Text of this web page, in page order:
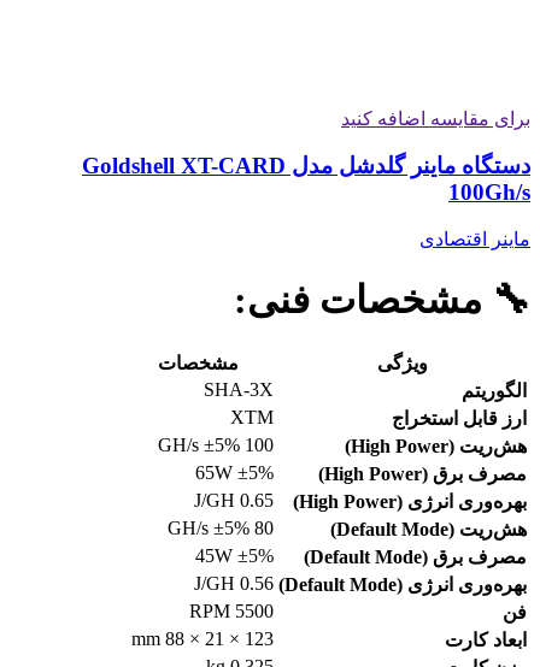
برای مقایسه اضافه کنید
دستگاه ماینر گلدشل مدل Goldshell XT-CARD
100Gh/s
ماینر اقتصادی
🔧 مشخصات فنی:
ویژگی
مشخصات
الگوریتم
SHA-3X
ارز قابل استخراج
XTM
هش‌ریت (High Power)
100 GH/s ±5%
مصرف برق (High Power)
65W ±5%
بهره‌وری انرژی (High Power)
0.65 J/GH
هش‌ریت (Default Mode)
80 GH/s ±5%
مصرف برق (Default Mode)
45W ±5%
بهره‌وری انرژی (Default Mode)
0.56 J/GH
فن
5500 RPM
ابعاد کارت
123 × 21 × 88 mm